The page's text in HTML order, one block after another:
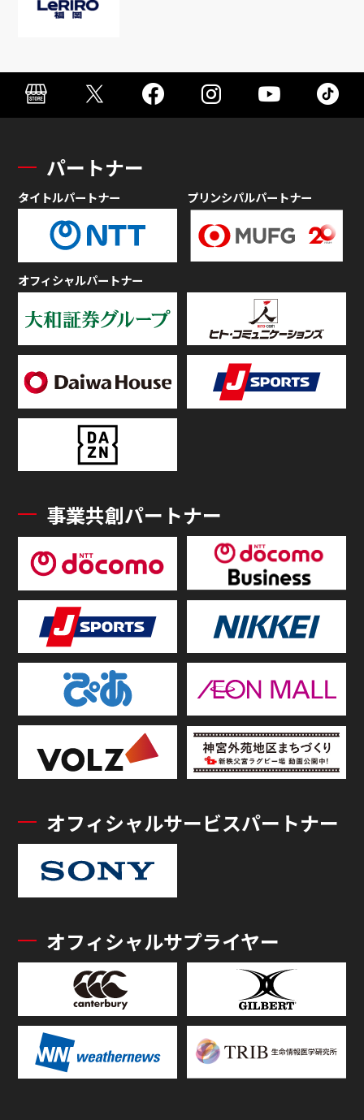
パートナー
タイトルパートナー プリンシパルパートナー
オフィシャルパートナー
事業共創パートナー
オフィシャルサービスパートナー
オフィシャルサプライヤー